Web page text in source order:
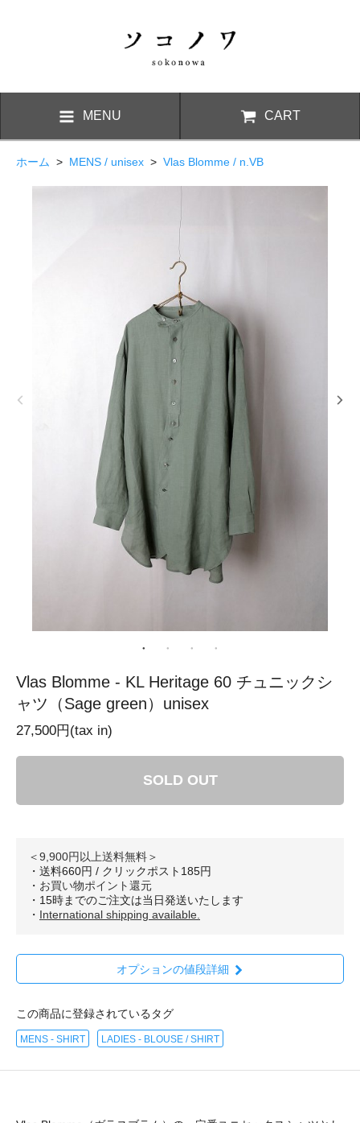
MENU CART
ホーム > MENS / unisex > Vlas Blomme / n.VB
Vlas Blomme - KL Heritage 60 チュニックシ
ャツ（Sage green）unisex
27,500円(tax in)
SOLD OUT
＜9,900円以上送料無料＞
・送料660円 / クリックポスト185円
・ お買い物ポイント還元
・15時までのご注文は当日発送いたします
・ International shipping available.
オプションの値段詳細
この商品に登録されているタグ
MENS - SHIRT LADIES - BLOUSE / SHIRT